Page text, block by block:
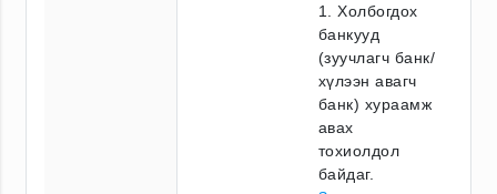
1. Холбогдох
банкууд
(зуучлагч банк/
хүлээн авагч
банк) хураамж
авах
тохиолдол
байдаг.